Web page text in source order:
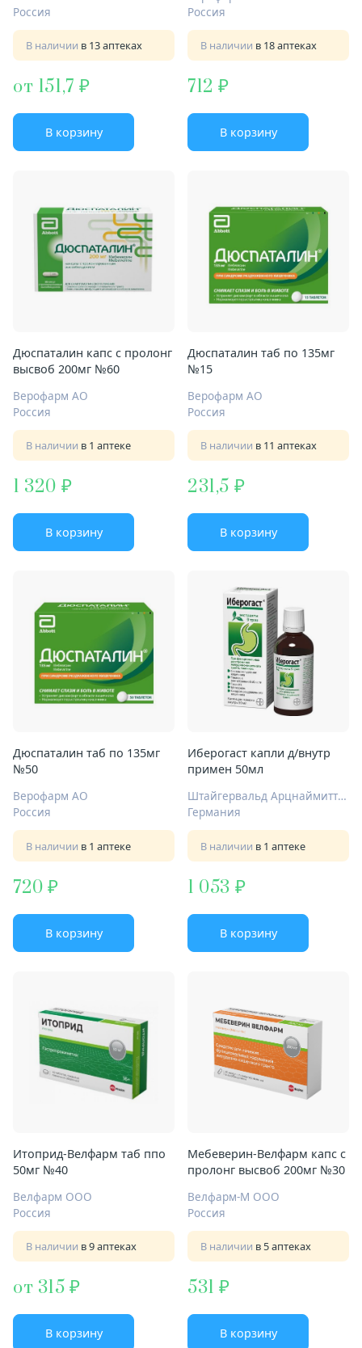
Россия
В наличии в 13 аптеках
от 151,7
В корзину
Россия
В наличии в 18 аптеках
712
В корзину
Дюспаталин капс с пролонг
высвоб 200мг №60
Верофарм АО
Россия
В наличии в 1 аптеке
1 320
В корзину
Дюспаталин таб по 135мг
№15
Верофарм АО
Россия
В наличии в 11 аптеках
231,5
В корзину
Дюспаталин таб по 135мг
№50
Верофарм АО
Россия
В наличии в 1 аптеке
720
В корзину
Иберогаст капли д/внутр
примен 50мл
Штайгервальд Арцнаймиттельверк ГмбХ
Германия
В наличии в 1 аптеке
1 053
В корзину
Итоприд-Велфарм таб ппо
50мг №40
Велфарм ООО
Россия
В наличии в 9 аптеках
от 315
В корзину
Мебеверин-Велфарм капс с
пролонг высвоб 200мг №30
Велфарм-М ООО
Россия
В наличии в 5 аптеках
531
В корзину